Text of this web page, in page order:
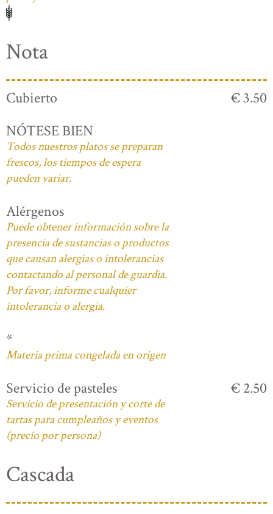
Nota
Cubierto
€ 3.50
NÓTESE BIEN
Todos nuestros platos se preparan
frescos, los tiempos de espera
pueden variar.
Alérgenos
Puede obtener información sobre la
presencia de sustancias o productos
que causan alergias o intolerancias
contactando al personal de guardia.
Por favor, informe cualquier
intolerancia o alergia.
*
Materia prima congelada en origen
Servicio de pasteles
Servicio de presentación y corte de
tartas para cumpleaños y eventos
(precio por persona)
€ 2.50
Cascada